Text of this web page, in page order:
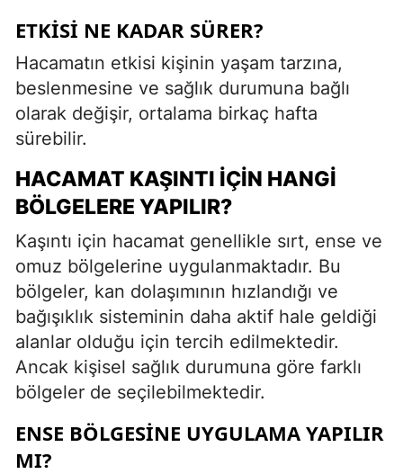
ETKISI NE KADAR SÜRER?
Hacamatın etkisi kişinin yaşam tarzına,
beslenmesine ve sağlık durumuna bağlı
olarak değişir, ortalama birkaç hafta
sürebilir.
HACAMAT KAŞINTI İÇIN HANGI
BÖLGELERE YAPILIR?
Kaşıntı için hacamat genellikle sırt, ense ve
omuz bölgelerine uygulanmaktadır. Bu
bölgeler, kan dolaşımının hızlandığı ve
bağışıklık sisteminin daha aktif hale geldiği
alanlar olduğu için tercih edilmektedir.
Ancak kişisel sağlık durumuna göre farklı
bölgeler de seçilebilmektedir.
ENSE BÖLGESINE UYGULAMA YAPILIR
MI?